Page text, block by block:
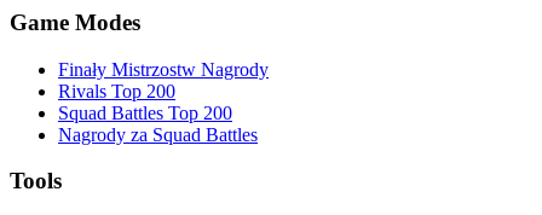
Game Modes
Finały Mistrzostw Nagrody
Rivals Top 200
Squad Battles Top 200
Nagrody za Squad Battles
Tools